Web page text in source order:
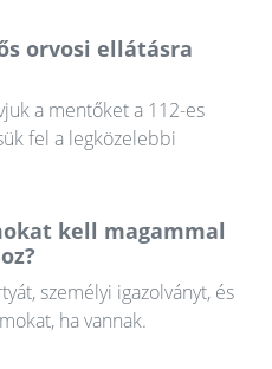
orvosi ellátásra
a mentőket a 112-es
fel a legközelebbi
kell magammal
személyi igazolványt, és
ha vannak.